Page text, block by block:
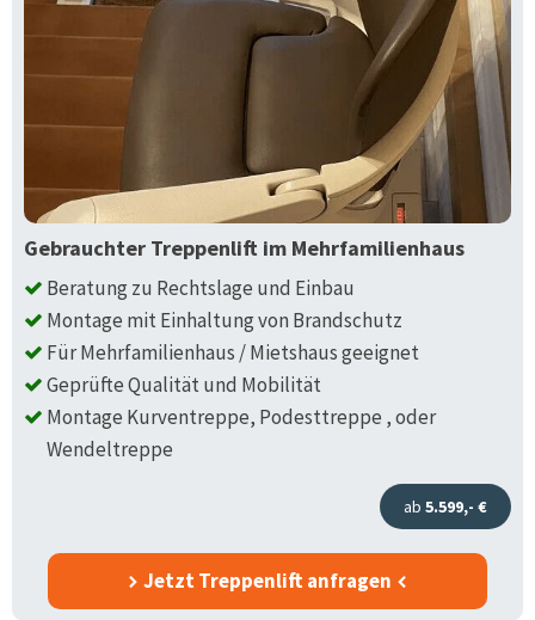
Gebrauchter Treppenlift im Mehrfamilienhaus
Beratung zu Rechtslage und Einbau
Montage mit Einhaltung von Brandschutz
Für Mehrfamilienhaus / Mietshaus geeignet
Geprüfte Qualität und Mobilität
Montage Kurventreppe, Podesttreppe , oder
Wendeltreppe
ab 5.599,- €
Jetzt Treppenlift anfragen